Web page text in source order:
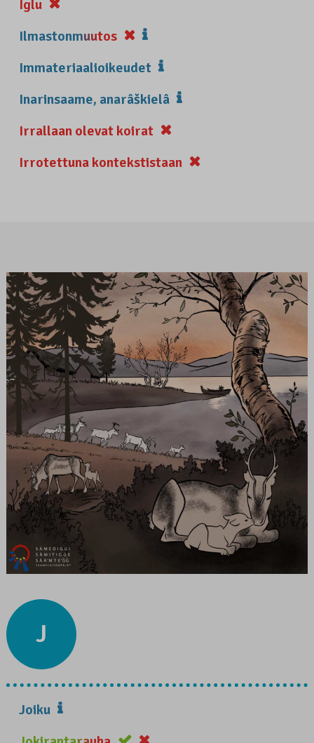
Iglu
Ilmastonmuutos
Immateriaalioikeudet
Inarinsaame, anarâškielâ
Irrallaan olevat koirat
Irrotettuna kontekstistaan
J
Joiku